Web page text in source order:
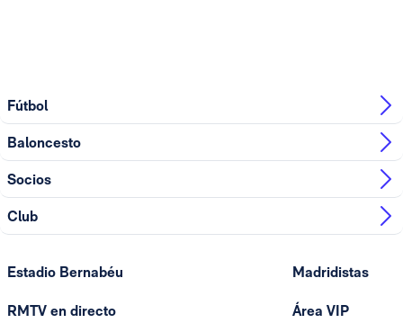
Fútbol
Baloncesto
Socios
Club
Estadio Bernabéu
RMTV en directo
Madridistas
Área VIP